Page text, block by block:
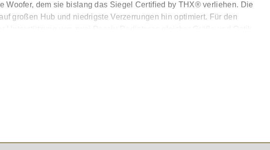
dem sie bislang das Siegel Certified by THX® verliehen. Die
großen Hub und niedrigste Verzerrungen hin optimiert. Für den